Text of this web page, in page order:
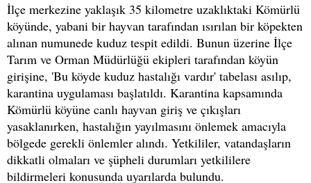
İlçe merkezine yaklaşık 35 kilometre uzaklıktaki Kömürlü
köyünde, yabani bir hayvan tarafından ısırılan bir köpekten
alınan numunede kuduz tespit edildi. Bunun üzerine İlçe
Tarım ve Orman Müdürlüğü ekipleri tarafından köyün
girişine, 'Bu köyde kuduz hastalığı vardır' tabelası asılıp,
karantina uygulaması başlatıldı. Karantina kapsamında
Kömürlü köyüne canlı hayvan giriş ve çıkışları
yasaklanırken, hastalığın yayılmasını önlemek amacıyla
bölgede gerekli önlemler alındı. Yetkililer, vatandaşların
dikkatli olmaları ve şüpheli durumları yetkililere
bildirmeleri konusunda uyarılarda bulundu.